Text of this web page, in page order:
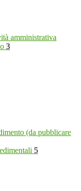
amministrativa
3
(da pubblicare
5